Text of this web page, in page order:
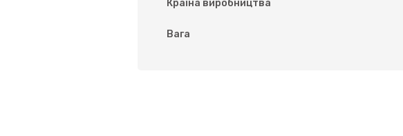
Країна виробництва
Вага